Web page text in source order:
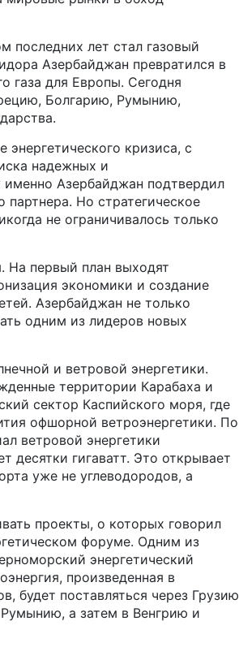
последних лет стал газовый
Азербайджан превратился в
газа для Европы. Сегодня
Болгарию, Румынию,
кризиса, с
надежных и
Азербайджан подтвердил
партнера. Но стратегическое
не ограничивалось только
На первый план выходят
экономики и создание
Азербайджан не только
одним из лидеров новых
и ветровой энергетики.
территории Карабаха и
сектор Каспийского моря, где
офшорной ветроэнергетики. По
ветровой энергетики
десятки гигаватт. Это открывает
уже не углеводородов, а
проекты, о которых говорил
форуме. Одним из
энергетический
произведенная в
будет поставляться через Грузию
а затем в Венгрию и